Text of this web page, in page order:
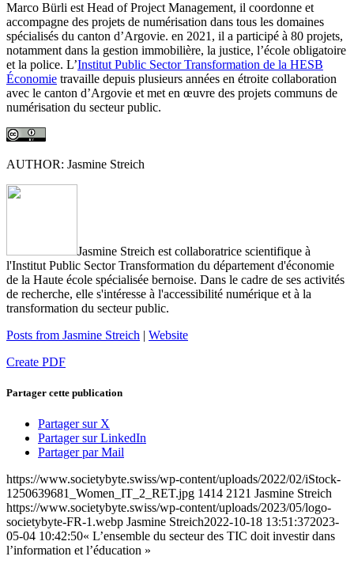
Marco Bürli est Head of Project Management, il coordonne et
accompagne des projets de numérisation dans tous les domaines
spécialisés du canton d’Argovie. en 2021, il a participé à 80 projets,
notamment dans la gestion immobilière, la justice, l’école obligatoire
et la police. L’Institut Public Sector Transformation de la HESB
Économie travaille depuis plusieurs années en étroite collaboration
avec le canton d’Argovie et met en œuvre des projets communs de
numérisation du secteur public.
AUTHOR: Jasmine Streich
Jasmine Streich est collaboratrice scientifique à
l'Institut Public Sector Transformation du département d'économie
de la Haute école spécialisée bernoise. Dans le cadre de ses activités
de recherche, elle s'intéresse à l'accessibilité numérique et à la
transformation du secteur public.
Posts from Jasmine Streich | Website
Create PDF
Partager cette publication
Partager sur X
Partager sur LinkedIn
Partager par Mail
https://www.societybyte.swiss/wp-content/uploads/2022/02/iStock-
1250639681_Women_IT_2_RET.jpg 1414 2121 Jasmine Streich
https://www.societybyte.swiss/wp-content/uploads/2023/05/logo-
societybyte-FR-1.webp Jasmine Streich2022-10-18 13:51:372023-
05-04 10:42:50« L’ensemble du secteur des TIC doit investir dans
l’information et l’éducation »